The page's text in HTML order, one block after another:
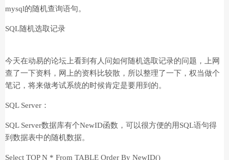
mysql的随机查询语句。
SQL随机选取记录
今天在动易的论坛上看到有人问如何随机选取记录的问题，上网
查了一下资料，网上的资料比较散，所以整理了一下，权当做个
笔记，将来做考试系统的时候肯定是要用到的。
SQL Server：
SQL Server数据库有个NewID函数，可以很方便的用SQL语句得
到数据表中的随机数据。
Select TOP N * From TABLE Order By NewID()